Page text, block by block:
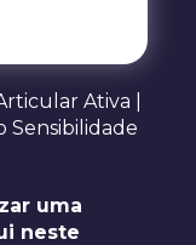
Ativa |
Sensibilidade
uma
neste